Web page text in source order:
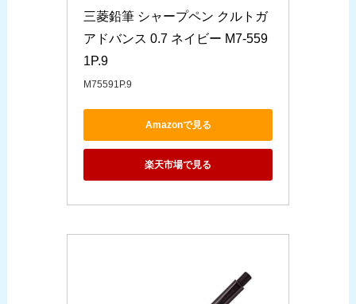
三菱鉛筆 シャープペン クルトガ
アドバンス 0.7 ネイビー M7-559
1P.9
M75591P.9
Amazonで見る
楽天市場で見る